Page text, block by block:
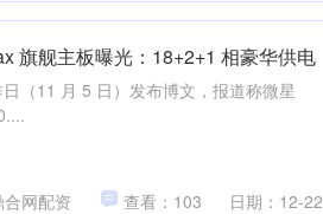
旗舰主板曝光：18+2+1 相豪华供电
（11 月 5 日）发布博文，报道称微星
网配资 查看：103 日期：12-22